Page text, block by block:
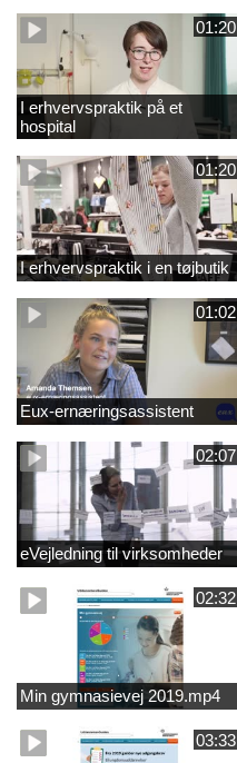
01:20
I erhvervspraktik på et
hospital
01:20
I erhvervspraktik i en tøjbutik
01:02
Eux-ernæringsassistent
02:07
eVejledning til virksomheder
02:32
Min gymnasievej 2019.mp4
03:33